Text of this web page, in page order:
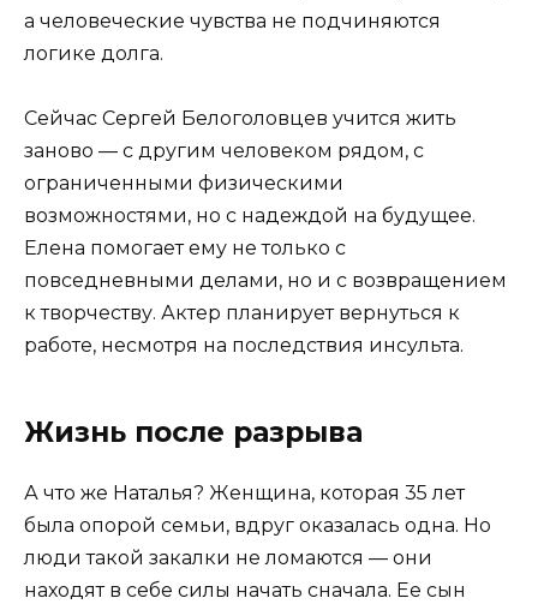
а человеческие чувства не подчиняются
логике долга.
Сейчас Сергей Белоголовцев учится жить
заново — с другим человеком рядом, с
ограниченными физическими
возможностями, но с надеждой на будущее.
Елена помогает ему не только с
повседневными делами, но и с возвращением
к творчеству. Актер планирует вернуться к
работе, несмотря на последствия инсульта.
Жизнь после разрыва
А что же Наталья? Женщина, которая 35 лет
была опорой семьи, вдруг оказалась одна. Но
люди такой закалки не ломаются — они
находят в себе силы начать сначала. Ее сын